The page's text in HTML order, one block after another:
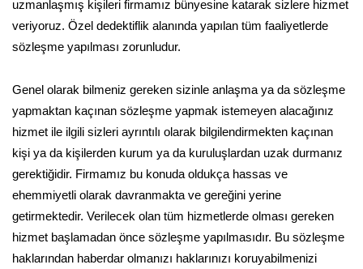
uzmanlaşmış kişileri firmamız bünyesine katarak sizlere hizmet
veriyoruz. Özel dedektiflik alanında yapılan tüm faaliyetlerde
sözleşme yapılması zorunludur.
Genel olarak bilmeniz gereken sizinle anlaşma ya da sözleşme
yapmaktan kaçınan sözleşme yapmak istemeyen alacağınız
hizmet ile ilgili sizleri ayrıntılı olarak bilgilendirmekten kaçınan
kişi ya da kişilerden kurum ya da kuruluşlardan uzak durmanız
gerektiğidir. Firmamız bu konuda oldukça hassas ve
ehemmiyetli olarak davranmakta ve gereğini yerine
getirmektedir. Verilecek olan tüm hizmetlerde olması gereken
hizmet başlamadan önce sözleşme yapılmasıdır. Bu sözleşme
haklarından haberdar olmanızı haklarınızı koruyabilmenizi